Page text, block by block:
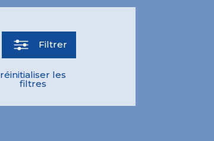
Filtrer
réinitialiser les
filtres